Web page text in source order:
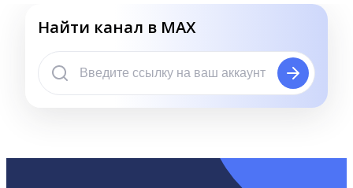
Найти канал в MAX